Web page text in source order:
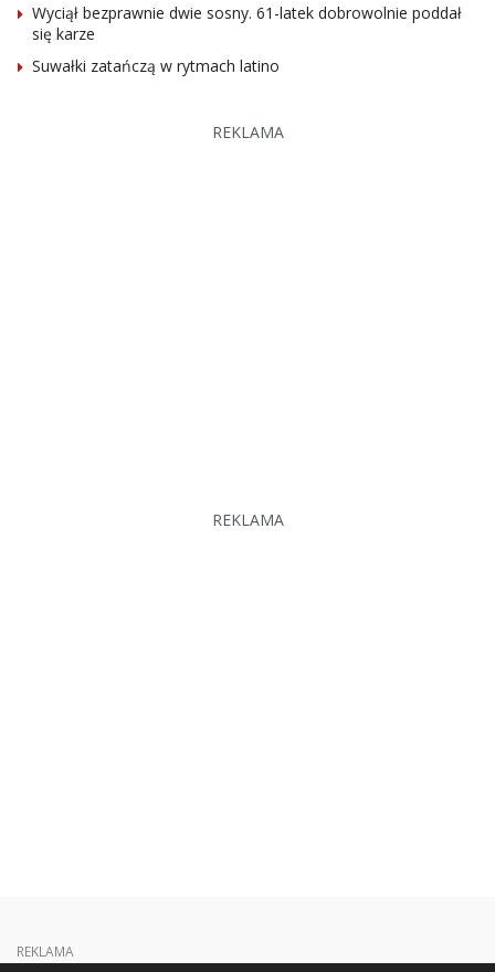
Wyciął bezprawnie dwie sosny. 61-latek dobrowolnie poddał
się karze
Suwałki zatańczą w rytmach latino
REKLAMA
REKLAMA
REKLAMA